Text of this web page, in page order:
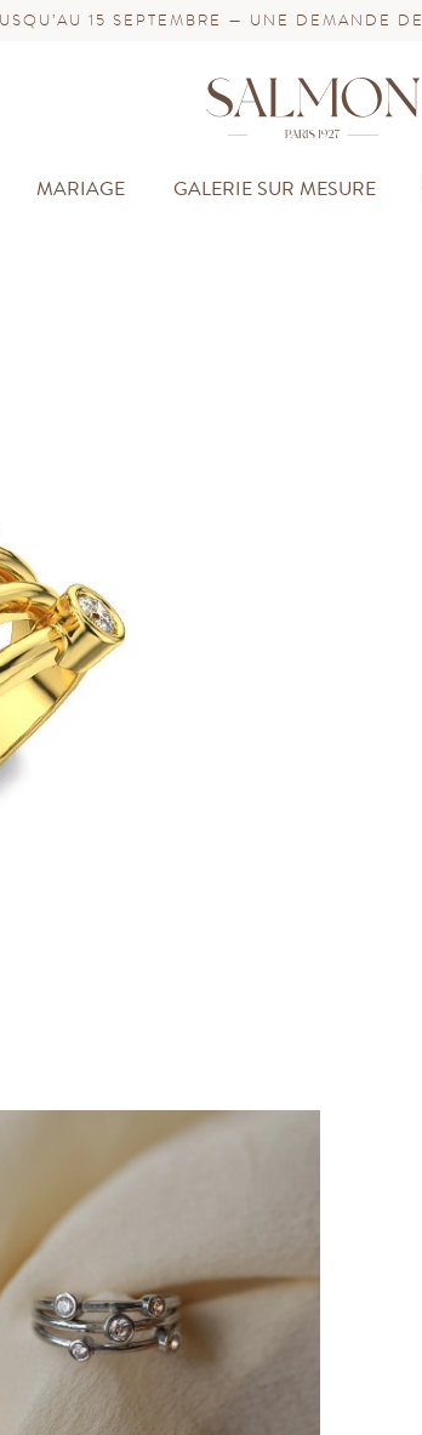
15 SEPTEMBRE — UNE DEMANDE
MARIAGE GALERIE SUR MESURE